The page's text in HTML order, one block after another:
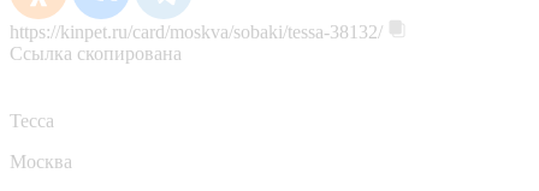
https://kinpet.ru/card/moskva/sobaki/tessa-38132/
Ссылка скопирована
Тесса
Москва